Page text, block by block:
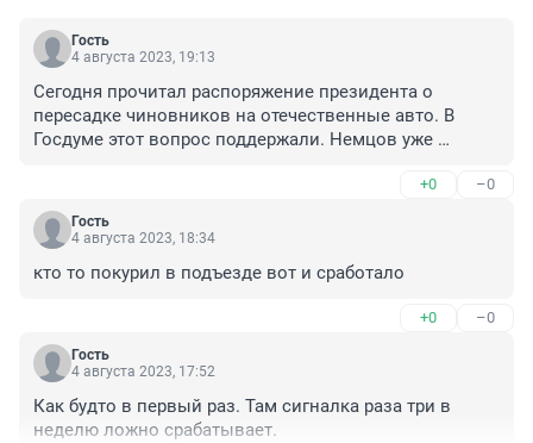
Гость
4 августа 2023, 19:13
Сегодня прочитал распоряжение президента о
пересадке чиновников на отечественные авто. В
Госдуме этот вопрос поддержали. Немцов уже
+0 –0
Гость
4 августа 2023, 18:34
кто то покурил в подъезде вот и сработало
+0 –0
Гость
4 августа 2023, 17:52
Как будто в первый раз. Там сигналка раза три в
неделю ложно срабатывает.